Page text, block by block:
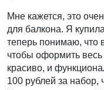
Мне кажется, это
для балкона. Я
теперь понимаю, что
чтобы оформить
красиво, и
100 рублей за